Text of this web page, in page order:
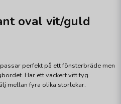
oval vit/guld
perfekt på ett fönsterbräde men
Har ett vackert vitt tyg
mellan fyra olika storlekar.